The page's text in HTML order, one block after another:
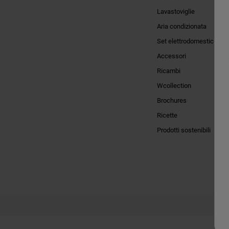
Lavastoviglie
Aria condizionata
Set elettrodomestici
Accessori
Ricambi
Wcollection
Brochures
Ricette
Prodotti sostenibili